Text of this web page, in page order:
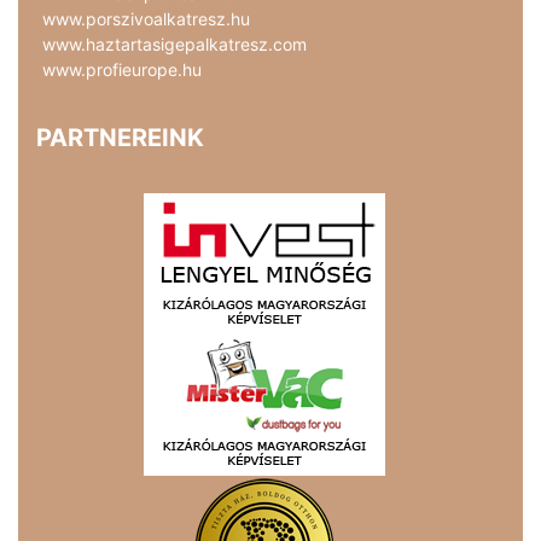
www.porszivoalkatresz.hu
www.haztartasigepalkatresz.com
www.profieurope.hu
PARTNEREINK